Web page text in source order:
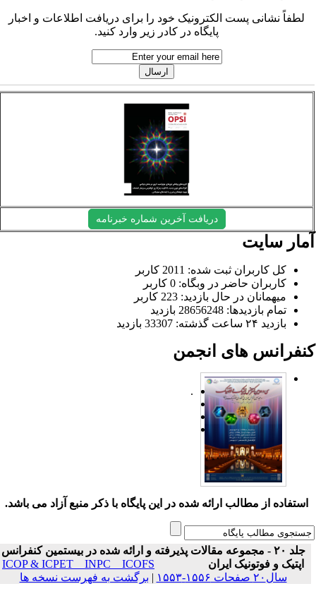
لطفاً نشانی پست الکترونیک خود را برای دریافت اطلاعات و اخبار
پایگاه در کادر زیر وارد کنید.
دریافت آخرین شماره خبرنامه
سایت
کل کاربران ثبت شده: 2011 کاربر
کاربران حاضر در وبگاه: 0 کاربر
میهمانان در حال بازدید: 223 کاربر
تمام بازدید‌ها: 28656248 بازدید
بازدید ۲۴ ساعت گذشته: 33307 بازدید
های انجمن
.
استفاده از مطالب ارائه شده در این پایگاه با ذکر منبع آزاد می باشد.
جلد ۲۰ - مجموعه مقالات پذیرفته و ارائه شده در بیستمین کنفرانس
اپتیک و فوتونیک ایران
ICOP & ICPET _ INPC _ ICOFS
سال۲۰ صفحات ۱۵۵۶-۱۵۵۳
| برگشت به فهرست نسخه ها